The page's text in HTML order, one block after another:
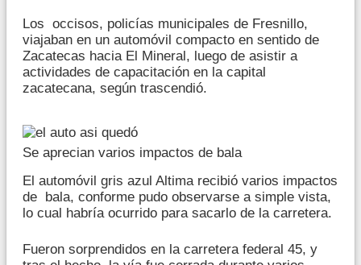
Los occisos, policías municipales de Fresnillo,
viajaban en un automóvil compacto en sentido de
Zacatecas hacia El Mineral, luego de asistir a
actividades de capacitación en la capital
zacatecana, según trascendió.
Se aprecian varios impactos de bala
El automóvil gris azul Altima recibió varios impactos
de bala, conforme pudo observarse a simple vista,
lo cual habría ocurrido para sacarlo de la carretera.
Fueron sorprendidos en la carretera federal 45, y